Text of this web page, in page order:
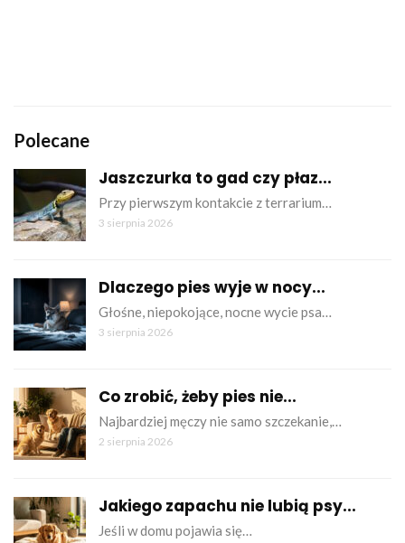
Polecane
Jaszczurka to gad czy płaz...
Przy pierwszym kontakcie z terrarium…
3 sierpnia 2026
Dlaczego pies wyje w nocy...
Głośne, niepokojące, nocne wycie psa…
3 sierpnia 2026
Co zrobić, żeby pies nie...
Najbardziej męczy nie samo szczekanie,…
2 sierpnia 2026
Jakiego zapachu nie lubią psy...
Jeśli w domu pojawia się…